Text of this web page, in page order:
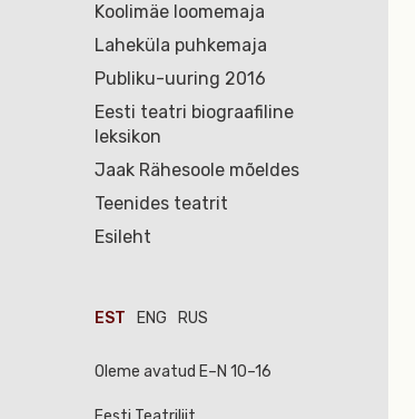
Koolimäe loomemaja
Laheküla puhkemaja
Publiku-uuring 2016
Eesti teatri biograafiline
leksikon
Jaak Rähesoole mõeldes
Teenides teatrit
Esileht
EST ENG RUS
Oleme avatud E–N 10–16